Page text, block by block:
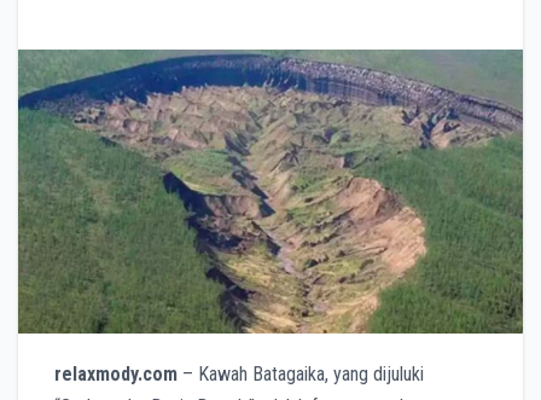
relaxmody.com – Kawah Batagaika, yang dijuluki